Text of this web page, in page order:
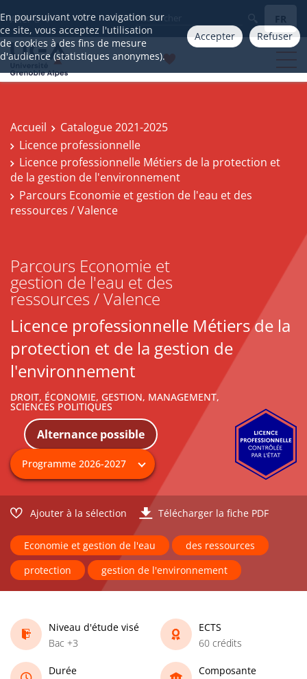
En poursuivant votre navigation sur
ce site, vous acceptez l'utilisation
de cookies à des fins de mesure
d'audience (statistiques anonymes).
Accepter Refuser
Aller à FR
Accueil
Catalogue 2021-2025
Licence professionnelle
Licence professionnelle Métiers de la protection et
de la gestion de l'environnement
Parcours Economie et gestion de l'eau et des
ressources / Valence
Parcours Economie et
gestion de l'eau et des
ressources / Valence
Licence professionnelle Métiers de la
protection et de la gestion de
l'environnement
DROIT, ÉCONOMIE, GESTION, MANAGEMENT,
SCIENCES POLITIQUES
Alternance possible
Ajouter à la sélection Télécharger la fiche PDF
Economie et gestion de l'eau
des ressources
protection
gestion de l'environnement
Niveau d'étude visé
Bac +3
ECTS
60 crédits
Durée
Composante